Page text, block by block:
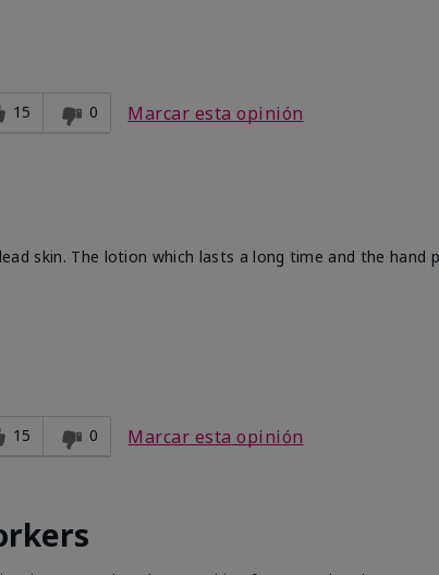
15 0 Marcar esta opinión
skin. The lotion which lasts a long time and the hand
15 0 Marcar esta opinión